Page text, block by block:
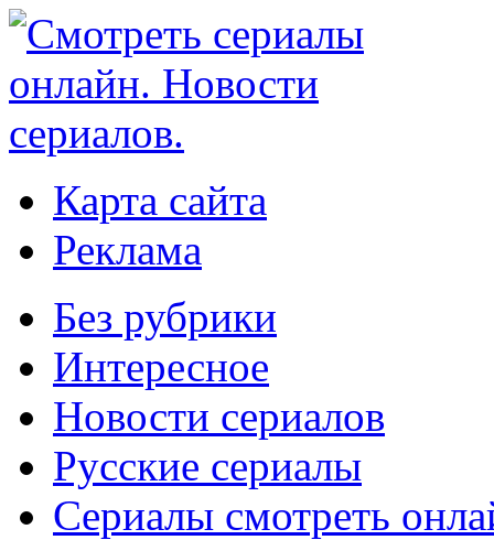
Карта сайта
Реклама
Без рубрики
Интересное
Новости сериалов
Русские сериалы
Сериалы смотреть